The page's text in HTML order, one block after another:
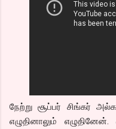
நேற்று சூப்பர் சிங்கர்
எழுதினாலும் எழுதினேன்.